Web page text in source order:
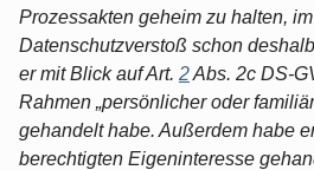
Prozessakten geheim zu halten,
Datenschutzverstoß schon
er mit Blick auf Art. 2Abs. 2c DS-
Rahmen „persönlicher oder
gehandelt habe. Außerdem habe
berechtigten Eigeninteresse